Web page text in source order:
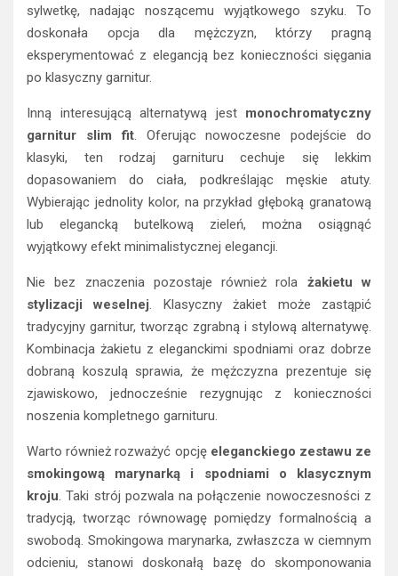
sylwetkę, nadając noszącemu wyjątkowego szyku. To
doskonała opcja dla mężczyzn, którzy pragną
eksperymentować z elegancją bez konieczności sięgania
po klasyczny garnitur.
Inną interesującą alternatywą jest monochromatyczny
garnitur slim fit. Oferując nowoczesne podejście do
klasyki, ten rodzaj garnituru cechuje się lekkim
dopasowaniem do ciała, podkreślając męskie atuty.
Wybierając jednolity kolor, na przykład głęboką granatową
lub elegancką butelkową zieleń, można osiągnąć
wyjątkowy efekt minimalistycznej elegancji.
Nie bez znaczenia pozostaje również rola żakietu w
stylizacji weselnej. Klasyczny żakiet może zastąpić
tradycyjny garnitur, tworząc zgrabną i stylową alternatywę.
Kombinacja żakietu z eleganckimi spodniami oraz dobrze
dobraną koszulą sprawia, że mężczyzna prezentuje się
zjawiskowo, jednocześnie rezygnując z konieczności
noszenia kompletnego garnituru.
Warto również rozważyć opcję eleganckiego zestawu ze
smokingową marynarką i spodniami o klasycznym
kroju. Taki strój pozwala na połączenie nowoczesności z
tradycją, tworząc równowagę pomiędzy formalnością a
swobodą. Smokingowa marynarka, zwłaszcza w ciemnym
odcieniu, stanowi doskonałą bazę do skomponowania